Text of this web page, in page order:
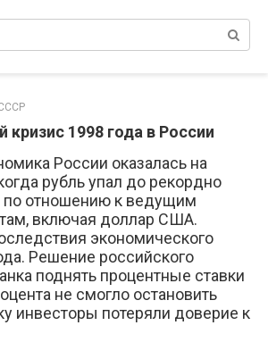
кризис 1998 года в России
России оказалась на
рубль упал до рекордно
по отношению к ведущим
включая доллар США.
экономического
Решение российского
поднять процентные ставки
не смогло остановить
инвесторы потеряли доверие к